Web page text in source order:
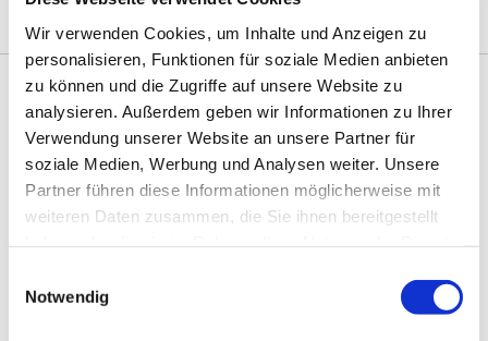
Wir verwenden Cookies, um Inhalte und Anzeigen zu
personalisieren, Funktionen für soziale Medien anbieten
zu können und die Zugriffe auf unsere Website zu
analysieren. Außerdem geben wir Informationen zu Ihrer
Verwendung unserer Website an unsere Partner für
soziale Medien, Werbung und Analysen weiter. Unsere
Partner führen diese Informationen möglicherweise mit
weiteren Daten zusammen, die Sie ihnen bereitgestellt
Notwendig